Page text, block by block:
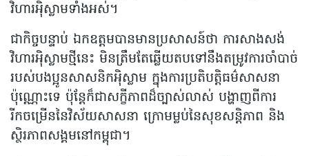
វិហារអ៉ិស្លាមទាំងអស់។
ជាកិច្ចបន្ទាប់ ឯកឧត្តមបានមានប្រសាសន៍ថា ការសាងសង់
វិហារអ៉ិស្លាមថ្មីនេះ មិនត្រឹមតែឆ្លើយតបទៅនឹងតម្រូវការចាំបាច់
របស់បងប្អូនសាសនិកអ៉ិស្លាម ក្នុងការប្រតិបត្តិធម៌សាសនា
ប៉ុណ្ណោះទេ ប៉ុន្តែក៏ជាសក្ខីភាពដ៏ច្បាស់លាស់ បង្ហាញពីការ
រីកចម្រើននៃវិស័យសាសនា ក្រោមម្លប់នៃសុខសន្តិភាព និង
ស្ថិរភាពសង្គមនៅកម្ពុជា។